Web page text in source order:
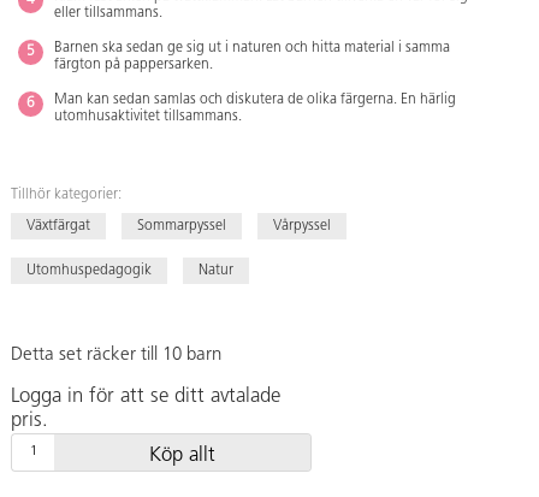
eller tillsammans.
Barnen ska sedan ge sig ut i naturen och hitta material i samma
färgton på pappersarken.
Man kan sedan samlas och diskutera de olika färgerna. En härlig
utomhusaktivitet tillsammans.
Tillhör kategorier:
Växtfärgat Sommarpyssel Vårpyssel
Utomhuspedagogik Natur
Detta set räcker till 10 barn
Logga in för att se ditt avtalade
pris.
Köp allt